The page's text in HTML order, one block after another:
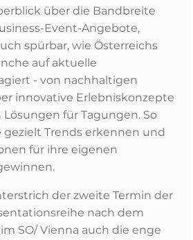
über die Bandbreite
Event-Angebote,
spürbar, wie Österreichs
auf aktuelle
- von nachhaltigen
innovative Erlebniskonzepte
für Tagungen. So
gezielt Trends erkennen und
für ihre eigenen
der zweite Termin der
nach dem
SO/ Vienna auch die enge